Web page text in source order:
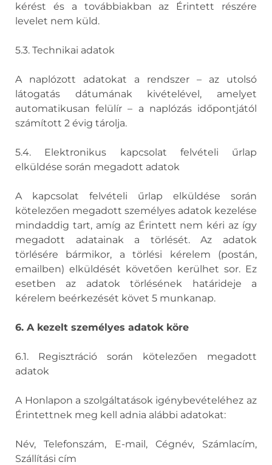
kérést és a továbbiakban az Érintett részére
levelet nem küld.
5.3. Technikai adatok
A naplózott adatokat a rendszer – az utolsó
látogatás dátumának kivételével, amelyet
automatikusan felülír – a naplózás időpontjától
számított 2 évig tárolja.
5.4. Elektronikus kapcsolat felvételi űrlap
elküldése során megadott adatok
A kapcsolat felvételi űrlap elküldése során
kötelezően megadott személyes adatok kezelése
mindaddig tart, amíg az Érintett nem kéri az így
megadott adatainak a törlését. Az adatok
törlésére bármikor, a törlési kérelem (postán,
emailben) elküldését követően kerülhet sor. Ez
esetben az adatok törlésének határideje a
kérelem beérkezését követ 5 munkanap.
6. A kezelt személyes adatok köre
6.1. Regisztráció során kötelezően megadott
adatok
A Honlapon a szolgáltatások igénybevételéhez az
Érintettnek meg kell adnia alábbi adatokat:
Név, Telefonszám, E-mail, Cégnév, Számlacím,
Szállítási cím